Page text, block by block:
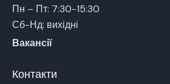
Пн – Пт: 7:30-15:30
Сб-Нд: вихідні
Вакансії
Контакти